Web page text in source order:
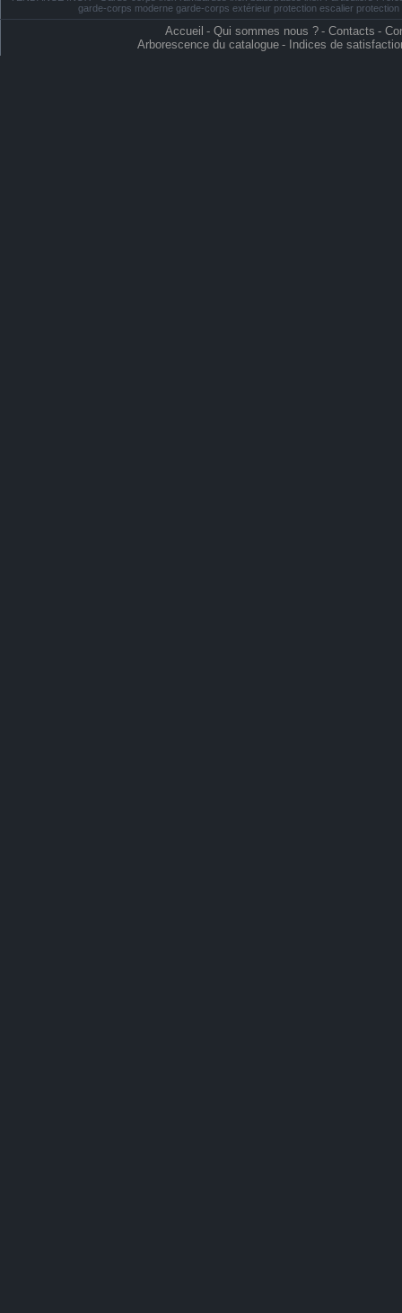
garde-corps moderne garde-corps extérieur protection escalier
Accueil - Qui sommes nous ? - Contacts -
Arborescence du catalogue - Indices de